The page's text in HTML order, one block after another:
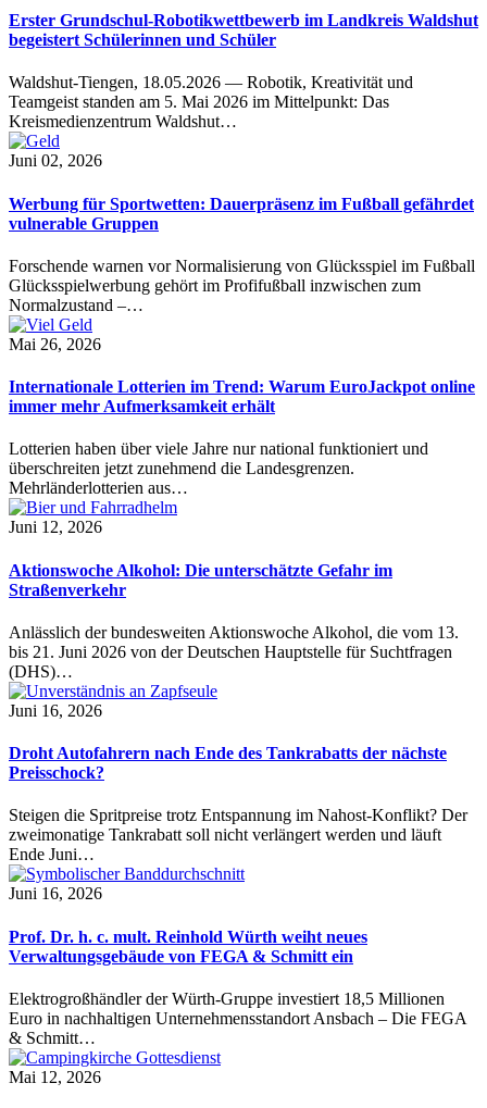
Erster Grundschul-Robotikwettbewerb im Landkreis Waldshut
begeistert Schülerinnen und Schüler
Waldshut-Tiengen, 18.05.2026 — Robotik, Kreativität und
Teamgeist standen am 5. Mai 2026 im Mittelpunkt: Das
Kreismedienzentrum Waldshut…
Juni 02, 2026
Werbung für Sportwetten: Dauerpräsenz im Fußball gefährdet
vulnerable Gruppen
Forschende warnen vor Normalisierung von Glücksspiel im Fußball
Glücksspielwerbung gehört im Profifußball inzwischen zum
Normalzustand –…
Mai 26, 2026
Internationale Lotterien im Trend: Warum EuroJackpot online
immer mehr Aufmerksamkeit erhält
Lotterien haben über viele Jahre nur national funktioniert und
überschreiten jetzt zunehmend die Landesgrenzen.
Mehrländerlotterien aus…
Juni 12, 2026
Aktionswoche Alkohol: Die unterschätzte Gefahr im
Straßenverkehr
Anlässlich der bundesweiten Aktionswoche Alkohol, die vom 13.
bis 21. Juni 2026 von der Deutschen Hauptstelle für Suchtfragen
(DHS)…
Juni 16, 2026
Droht Autofahrern nach Ende des Tankrabatts der nächste
Preisschock?
Steigen die Spritpreise trotz Entspannung im Nahost-Konflikt? Der
zweimonatige Tankrabatt soll nicht verlängert werden und läuft
Ende Juni…
Juni 16, 2026
Prof. Dr. h. c. mult. Reinhold Würth weiht neues
Verwaltungsgebäude von FEGA & Schmitt ein
Elektrogroßhändler der Würth-Gruppe investiert 18,5 Millionen
Euro in nachhaltigen Unternehmensstandort Ansbach – Die FEGA
& Schmitt…
Mai 12, 2026